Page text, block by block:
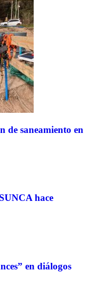
de saneamiento en
hace
en diálogos